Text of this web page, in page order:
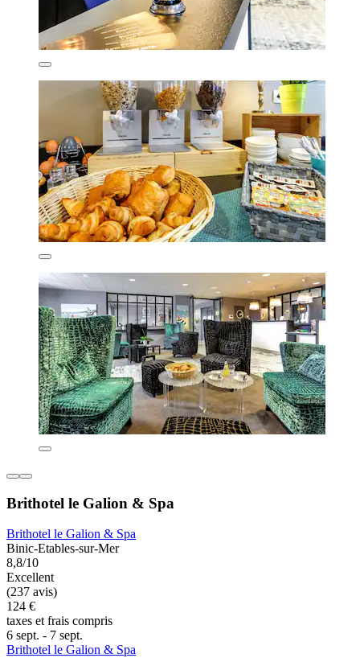
Brithotel le Galion & Spa
Brithotel le Galion & Spa
Binic-Etables-sur-Mer
8,8/10
Excellent
(237 avis)
124 €
taxes et frais compris
6 sept. - 7 sept.
Brithotel le Galion & Spa